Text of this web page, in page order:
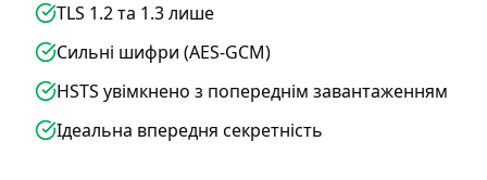
TLS 1.2 та 1.3 лише
Сильні шифри (AES-GCM)
HSTS увімкнено з попереднім завантаженням
Ідеальна впередня секретність